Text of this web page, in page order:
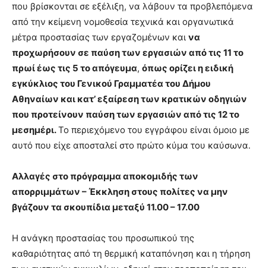
που βρίσκονται σε εξέλιξη, να λάβουν τα προβλεπόμενα
από την κείμενη νομοθεσία τεχνικά και οργανωτικά
μέτρα προστασίας των εργαζομένων και να
προχωρήσουν σε παύση των εργασιών από τις 11 το
πρωί έως τις 5 το απόγευμα, όπως ορίζει η ειδική
εγκύκλιος του Γενικού Γραμματέα του Δήμου
Αθηναίων και κατ’ εξαίρεση των κρατικών οδηγιών
που προτείνουν παύση των εργασιών από τις 12 το
μεσημέρι.Το περιεχόμενο του εγγράφου είναι όμοιο με
αυτό που είχε αποσταλεί στο πρώτο κύμα του καύσωνα.
Αλλαγές στο πρόγραμμα αποκομιδής των
απορριμμάτων – Έκκληση στους πολίτες να μην
βγάζουν τα σκουπίδια μεταξύ 11.00 – 17.00
Η ανάγκη προστασίας του προσωπικού της
καθαριότητας από τη θερμική καταπόνηση και η τήρηση